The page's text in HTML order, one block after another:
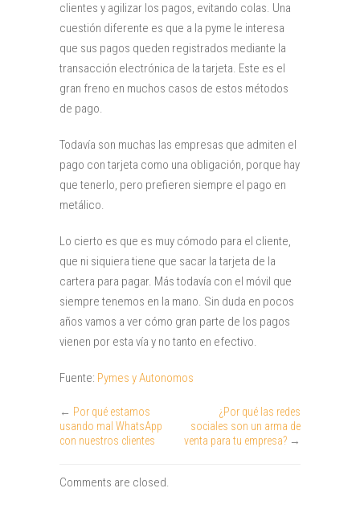
clientes y agilizar los pagos, evitando colas. Una
cuestión diferente es que a la pyme le interesa
que sus pagos queden registrados mediante la
transacción electrónica de la tarjeta. Este es el
gran freno en muchos casos de estos métodos
de pago.
Todavía son muchas las empresas que admiten el
pago con tarjeta como una obligación, porque hay
que tenerlo, pero prefieren siempre el pago en
metálico.
Lo cierto es que es muy cómodo para el cliente,
que ni siquiera tiene que sacar la tarjeta de la
cartera para pagar. Más todavía con el móvil que
siempre tenemos en la mano. Sin duda en pocos
años vamos a ver cómo gran parte de los pagos
vienen por esta vía y no tanto en efectivo.
Fuente: Pymes y Autonomos
← Por qué estamos
usando mal WhatsApp
con nuestros clientes
¿Por qué las redes
sociales son un arma de
venta para tu empresa? →
Comments are closed.